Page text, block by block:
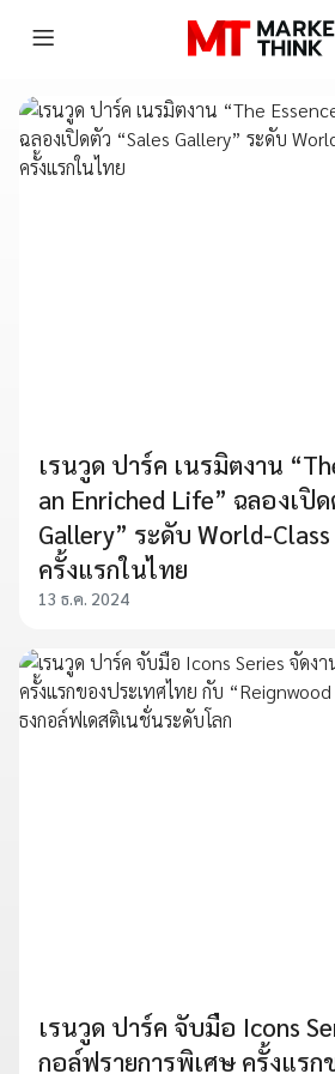
เรนวูด ปาร์ค เนรมิตงาน
an Enriched Life” ฉลองเปิด
Gallery” ระดับ World-
ครั้งแรกในไทย
13 ธ.ค. 2024
เรนวูด ปาร์ค จับมือ Icons
กอล์ฟรายการพิเศษ ครั้งแรก